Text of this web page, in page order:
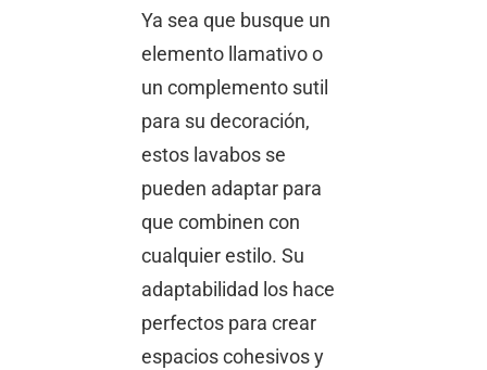
Ya sea que busque un
elemento llamativo o
un complemento sutil
para su decoración,
estos lavabos se
pueden adaptar para
que combinen con
cualquier estilo. Su
adaptabilidad los hace
perfectos para crear
espacios cohesivos y